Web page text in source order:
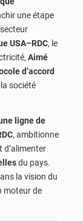
une étape
USA–RDC, le
Aimé
d’accord
société
ligne de
, ambitionne
d’alimenter
du pays.
la vision du
moteur de